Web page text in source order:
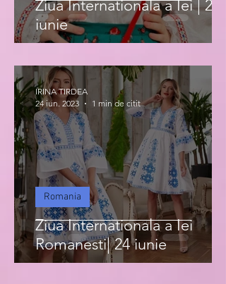
Ziua Internationala a Iei | 24
iunie
Ziua Internationala a Iei
Romanesti| 24 iunie
Romania
IRINA TIRDEA
24 iun. 2023
1 min de citit